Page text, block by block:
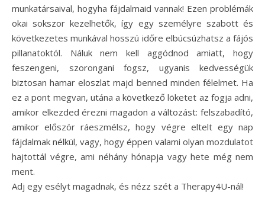
munkatársaival, hogyha fájdalmaid vannak! Ezen problémák
okai sokszor kezelhetők, így egy személyre szabott és
következetes munkával hosszú időre elbúcsúzhatsz a fájós
pillanatoktól. Náluk nem kell aggódnod amiatt, hogy
feszengeni, szorongani fogsz, ugyanis kedvességük
biztosan hamar eloszlat majd benned minden félelmet. Ha
ez a pont megvan, utána a következő löketet az fogja adni,
amikor elkezded érezni magadon a változást: felszabadító,
amikor először ráeszmélsz, hogy végre eltelt egy nap
fájdalmak nélkül, vagy, hogy éppen valami olyan mozdulatot
hajtottál végre, ami néhány hónapja vagy hete még nem
ment.
Adj egy esélyt magadnak, és nézz szét a Therapy4U-nál!